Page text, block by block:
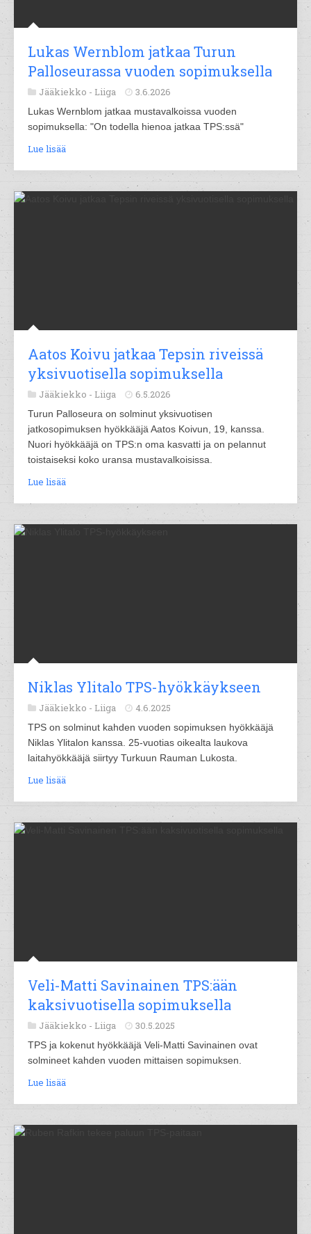
Lukas Wernblom jatkaa Turun
Palloseurassa vuoden sopimuksella
Jääkiekko - Liiga 3.6.2026
Lukas Wernblom jatkaa mustavalkoissa vuoden
sopimuksella: "On todella hienoa jatkaa TPS:ssä"
Lue lisää
Aatos Koivu jatkaa Tepsin riveissä
yksivuotisella sopimuksella
Jääkiekko - Liiga 6.5.2026
Turun Palloseura on solminut yksivuotisen
jatkosopimuksen hyökkääjä Aatos Koivun, 19, kanssa.
Nuori hyökkääjä on TPS:n oma kasvatti ja on pelannut
toistaiseksi koko uransa mustavalkoisissa.
Lue lisää
Niklas Ylitalo TPS-hyökkäykseen
Jääkiekko - Liiga 4.6.2025
TPS on solminut kahden vuoden sopimuksen hyökkääjä
Niklas Ylitalon kanssa. 25-vuotias oikealta laukova
laitahyökkääjä siirtyy Turkuun Rauman Lukosta.
Lue lisää
Veli-Matti Savinainen TPS:ään
kaksivuotisella sopimuksella
Jääkiekko - Liiga 30.5.2025
TPS ja kokenut hyökkääjä Veli-Matti Savinainen ovat
solmineet kahden vuoden mittaisen sopimuksen.
Lue lisää